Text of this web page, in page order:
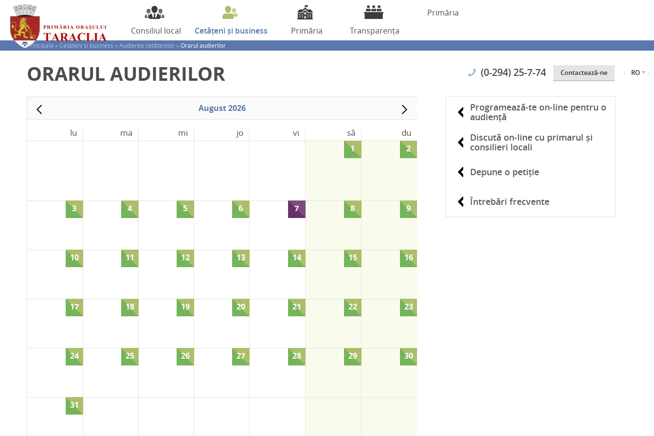
Consiliul local Cetățeniși business Primăria Transparența
Primăria
(0-294) 25-7-74 Contactează-ne RO
Principala » Cetățeni și business » Audierea cetățenilor » Orarul audierilor
ORARUL AUDIERILOR
Programează-te on-line pentru o
audiență
Discută on-line cu primarul și
consilieri locali
Depune o petiție
Întrebări frecvente
August 2026
lu ma mi jo vi sâ du
1 2
3 4 5 6 7 8 9
10 11 12 13 14 15 16
17 18 19 20 21 22 23
24 25 26 27 28 29 30
31
Septembrie 2026
ma
1
7 8